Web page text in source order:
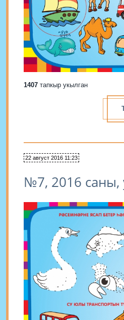
1407 тапкыр укылган
22 август 2016 11:23
№7, 2016 саны,